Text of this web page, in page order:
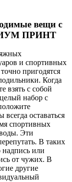
вещи с
ПРИНТ
и спортивных
пригодятся
Когда
взять с собой
набор с
оставаться
спортивных
Эти
В таких
или
от чужих. В
другие